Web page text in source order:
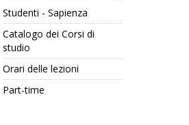
Studenti - Sapienza
Catalogo dei Corsi di
studio
Orari delle lezioni
Part-time